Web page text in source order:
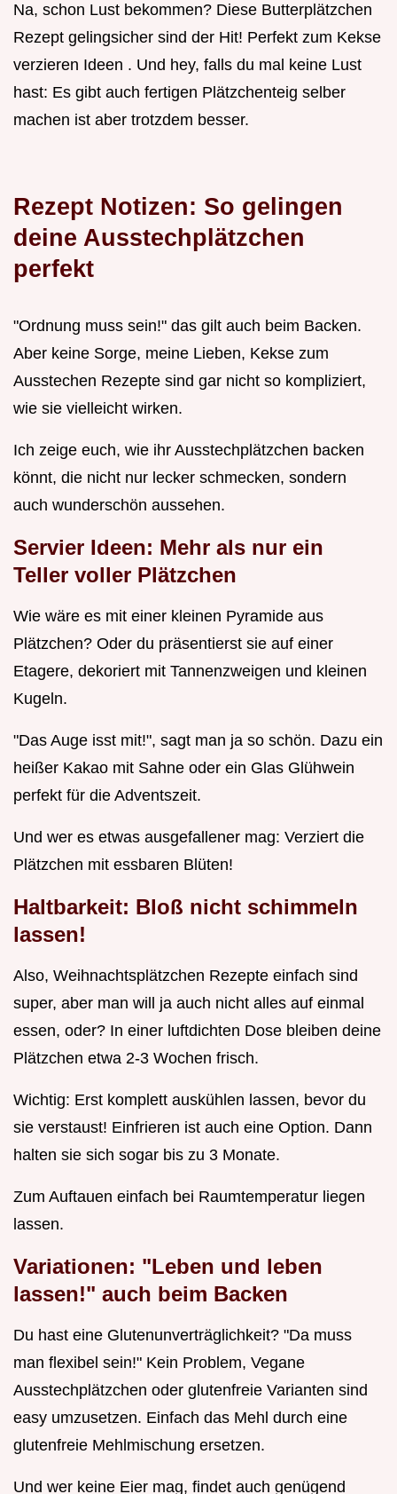
Na, schon Lust bekommen? Diese Butterplätzchen
Rezept gelingsicher sind der Hit! Perfekt zum Kekse
verzieren Ideen . Und hey, falls du mal keine Lust
hast: Es gibt auch fertigen Plätzchenteig selber
machen ist aber trotzdem besser.
Rezept Notizen: So gelingen
deine Ausstechplätzchen
perfekt
"Ordnung muss sein!" das gilt auch beim Backen.
Aber keine Sorge, meine Lieben, Kekse zum
Ausstechen Rezepte sind gar nicht so kompliziert,
wie sie vielleicht wirken.
Ich zeige euch, wie ihr Ausstechplätzchen backen
könnt, die nicht nur lecker schmecken, sondern
auch wunderschön aussehen.
Servier Ideen: Mehr als nur ein
Teller voller Plätzchen
Wie wäre es mit einer kleinen Pyramide aus
Plätzchen? Oder du präsentierst sie auf einer
Etagere, dekoriert mit Tannenzweigen und kleinen
Kugeln.
"Das Auge isst mit!", sagt man ja so schön. Dazu ein
heißer Kakao mit Sahne oder ein Glas Glühwein
perfekt für die Adventszeit.
Und wer es etwas ausgefallener mag: Verziert die
Plätzchen mit essbaren Blüten!
Haltbarkeit: Bloß nicht schimmeln
lassen!
Also, Weihnachtsplätzchen Rezepte einfach sind
super, aber man will ja auch nicht alles auf einmal
essen, oder? In einer luftdichten Dose bleiben deine
Plätzchen etwa 2-3 Wochen frisch.
Wichtig: Erst komplett auskühlen lassen, bevor du
sie verstaust! Einfrieren ist auch eine Option. Dann
halten sie sich sogar bis zu 3 Monate.
Zum Auftauen einfach bei Raumtemperatur liegen
lassen.
Variationen: "Leben und leben
lassen!" auch beim Backen
Du hast eine Glutenunverträglichkeit? "Da muss
man flexibel sein!" Kein Problem, Vegane
Ausstechplätzchen oder glutenfreie Varianten sind
easy umzusetzen. Einfach das Mehl durch eine
glutenfreie Mehlmischung ersetzen.
Und wer keine Eier mag, findet auch genügend